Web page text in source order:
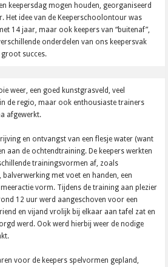
keepersdag mogen houden, georganiseerd
Het idee van de Keeperschoolontour was
14 jaar, maar ook keepers van “buitenaf”,
onderdelen van ons keepersvak
groot succes.
weer, een goed kunstgrasveld, veel
de regio, maar ook enthousiaste trainers
afgewerkt.
en ontvangst van een flesje water (want
aan de ochtendtraining. De keepers werkten
trainingsvormen af, zoals
met voet en handen, een
vorm. Tijdens de training aan plezier
12 uur werd aangeschoven voor een
en vijand vrolijk bij elkaar aan tafel zat en
werd. Ook werd hierbij weer de nodige
voor de keepers spelvormen gepland,